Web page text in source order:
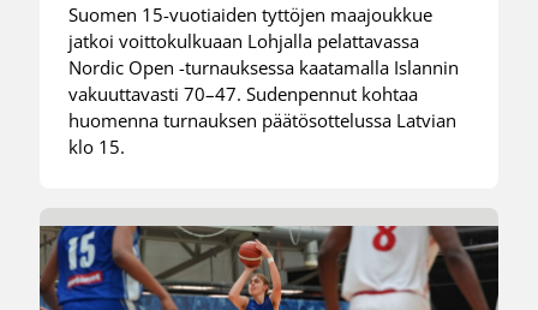
Suomen 15-vuotiaiden tyttöjen maajoukkue
jatkoi voittokulkuaan Lohjalla pelattavassa
Nordic Open -turnauksessa kaatamalla Islannin
vakuuttavasti 70–47. Sudenpennut kohtaa
huomenna turnauksen päätösottelussa Latvian
klo 15.